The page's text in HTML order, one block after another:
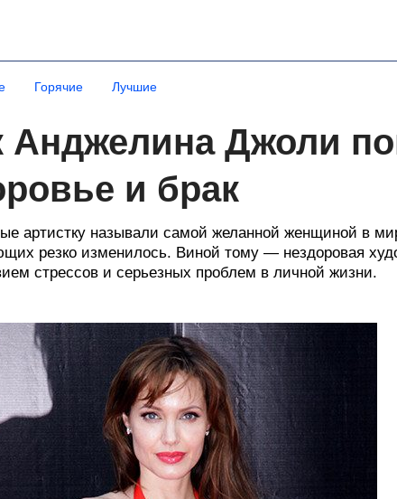
Горячие Лучшие
Анджелина Джоли
и брак
артистку называли самой желанной женщиной в
резко изменилось. Виной тому — нездоровая
стрессов и серьезных проблем в личной жизни.